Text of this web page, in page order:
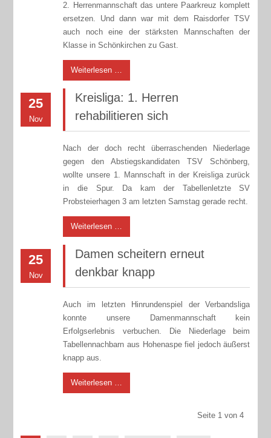
2. Herrenmannschaft das untere Paarkreuz komplett
ersetzen. Und dann war mit dem Raisdorfer TSV
auch noch eine der stärksten Mannschaften der
Klasse in Schönkirchen zu Gast.
Weiterlesen …
25
Nov
Kreisliga: 1. Herren
rehabilitieren sich
Nach der doch recht überraschenden Niederlage
gegen den Abstiegskandidaten TSV Schönberg,
wollte unsere 1. Mannschaft in der Kreisliga zurück
in die Spur. Da kam der Tabellenletzte SV
Probsteierhagen 3 am letzten Samstag gerade recht.
Weiterlesen …
25
Nov
Damen scheitern erneut
denkbar knapp
Auch im letzten Hinrundenspiel der Verbandsliga
konnte unsere Damenmannschaft kein
Erfolgserlebnis verbuchen. Die Niederlage beim
Tabellennachbarn aus Hohenaspe fiel jedoch äußerst
knapp aus.
Weiterlesen …
Seite 1 von 4